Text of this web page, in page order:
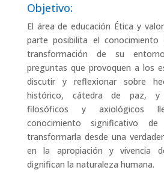
Objetivo:
El área de educación Ética y
parte posibilita el
transformación de su
preguntas que provoquen a los
discutir y reflexionar sobre
histórico, cátedra de paz, y
filosóficos y axiológicos
conocimiento significativo
transformarla desde una
en la apropiación y vivencia
dignifican la naturaleza humana.